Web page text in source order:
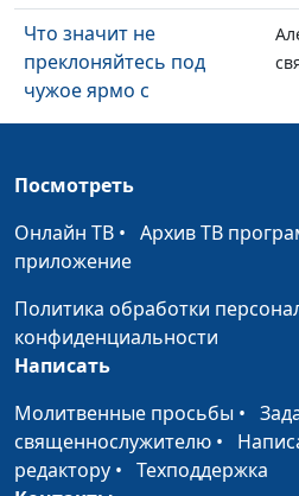
Что значит не
преклоняйтесь под
чужое ярмо с
неверными?
В каких случаях
"любовь" не от Бога?
Можно ли христианам
пить спиртные напитки?
христианин имеет
право на повторный
брак?
Посмотреть
Онлайн ТВ • Архив ТВ
приложение
Политика обработки
конфиденциальности
Написать
Молитвенные просьбы •
священнослужителю •
редактору • Техподдержка